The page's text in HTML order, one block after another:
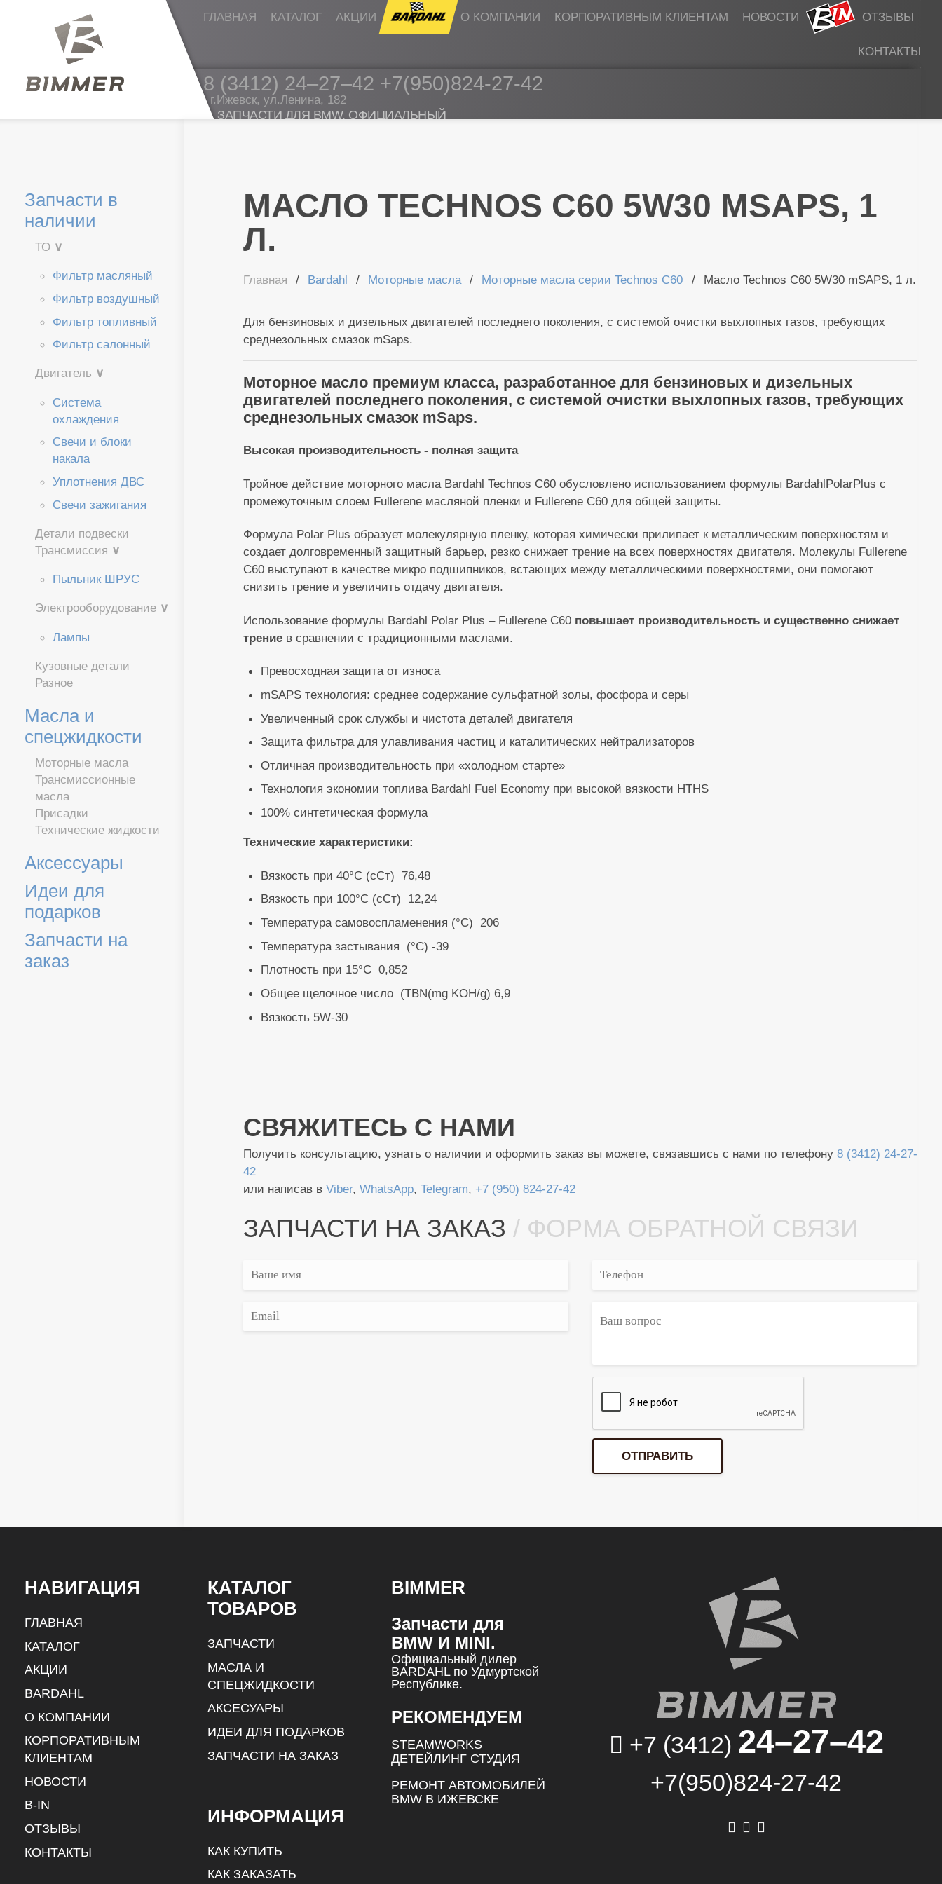
ГЛАВНАЯ КАТАЛОГ АКЦИИ BARDAHL О КОМПАНИИ КОРПОРАТИВНЫМ КЛИЕНТАМ НОВОСТИ B-IN ОТЗЫВЫ
КОНТАКТЫ
8 (3412) 24–27–42 +7(950)824-27-42
г.Ижевск, ул.Ленина, 182
ЗАПЧАСТИ ДЛЯ BMW. ОФИЦИАЛЬНЫЙ
ЗАКАЗАТЬ ЗВОНОК
Запчасти в
наличии
ТО∨
Фильтр масляный
Фильтр воздушный
Фильтр топливный
Фильтр салонный
Двигатель ∨
Система
охлаждения
Свечи и блоки
накала
Уплотнения ДВС
Свечи зажигания
Детали подвески
Трансмиссия ∨
Пыльник ШРУС
Электрооборудование∨
Лампы
Кузовные детали
Разное
Масла и
спецжидкости
Моторные масла
Трансмиссионные
масла
Присадки
Технические жидкости
Аксессуары
Идеи для
подарков
Запчасти на
заказ
МАСЛО TECHNOS C60 5W30 MSAPS, 1
Л.
Главная Bardahl Моторные масла Моторные масла серии Technos C60 Масло Technos C60 5W30 mSAPS, 1 л.
Для бензиновых и дизельных двигателей последнего поколения, с системой очистки выхлопных газов, требующих
среднезольных смазок mSaps.
Моторное масло премиум класса, разработанное для бензиновых и дизельных
двигателей последнего поколения, с системой очистки выхлопных газов, требующих
среднезольных смазок mSaps.
Высокая производительность - полная защита
Тройное действие моторного масла Bardahl Technos C60обусловлено использованием формулы BardahlPolarPlus с
промежуточным слоем Fullerene масляной пленки и Fullerene C60 для общей защиты.
Формула Polar Plus образует молекулярную пленку, которая химически прилипает к металлическим поверхностям и
создает долговременный защитный барьер, резко снижает трение на всех поверхностях двигателя. Молекулы Fullerene
C60 выступают в качестве микро подшипников, встающих между металлическими поверхностями, они помогают
снизить трение и увеличить отдачу двигателя.
Использование формулы Bardahl Polar Plus – Fullerene C60 повышает производительность и существенно снижает
трениев сравнении с традиционными маслами.
Превосходная защита от износа
mSAPS технология: среднее содержание сульфатной золы, фосфора и серы
Увеличенный срок службы и чистота деталей двигателя
Защита фильтра для улавливания частиц и каталитических нейтрализаторов
Отличная производительность при «холодном старте»
Технология экономии топлива Bardahl Fuel Economy при высокой вязкости HTHS
100% синтетическая формула
Технические характеристики:
Вязкость при 40°C (cСт) 76,48
Вязкость при 100°C (сСт) 12,24
Температура самовоспламенения (°C) 206
Температура застывания (°C) -39
Плотность при 15°C 0,852
Общее щелочное число (TBN(mg KOH/g) 6,9
Вязкость 5W-30
СВЯЖИТЕСЬ С НАМИ
Получить консультацию, узнать о наличии и оформить заказ вы можете, связавшись с нами по телефону 8 (3412) 24-27-
42
или написав в Viber, WhatsApp, Telegram, +7 (950) 824-27-42
ЗАПЧАСТИ НА ЗАКАЗ / ФОРМА ОБРАТНОЙ СВЯЗИ
ОТПРАВИТЬ
НАВИГАЦИЯ
ГЛАВНАЯ
КАТАЛОГ
АКЦИИ
BARDAHL
О КОМПАНИИ
КОРПОРАТИВНЫМ
КЛИЕНТАМ
НОВОСТИ
B-IN
ОТЗЫВЫ
КОНТАКТЫ
КАТАЛОГ
ТОВАРОВ
ЗАПЧАСТИ
МАСЛА И
СПЕЦЖИДКОСТИ
АКСЕСУАРЫ
ИДЕИ ДЛЯ ПОДАРКОВ
ЗАПЧАСТИ НА ЗАКАЗ
ИНФОРМАЦИЯ
КАК КУПИТЬ
КАК ЗАКАЗАТЬ
BIMMER
Запчасти для
BMW И MINI.
Официальный дилер
BARDAHL по Удмуртской
Республике.
РЕКОМЕНДУЕМ
STEAMWORKS
ДЕТЕЙЛИНГ СТУДИЯ
РЕМОНТ АВТОМОБИЛЕЙ
BMW В ИЖЕВСКЕ
+7 (3412) 24–27–42
+7(950)824-27-42